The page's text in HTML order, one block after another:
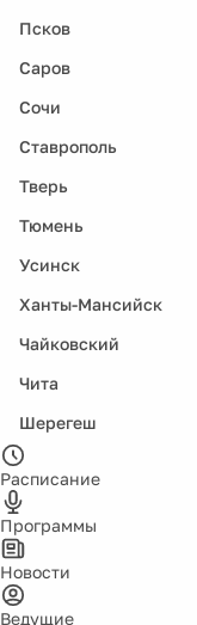
Псков
Саров
Сочи
Ставрополь
Тверь
Тюмень
Усинск
Ханты-Мансийск
Чайковский
Чита
Шерегеш
Расписание
Программы
Новости
Ведущие